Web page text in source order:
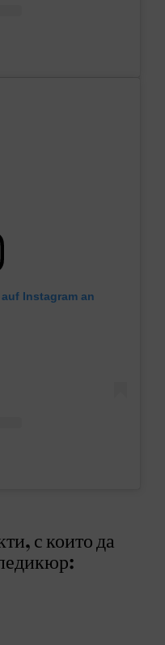
Instagram an
с които да